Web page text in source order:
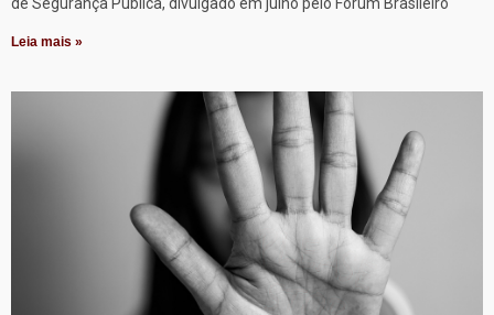
de Segurança Pública, divulgado em julho pelo Fórum Brasileiro
Leia mais »